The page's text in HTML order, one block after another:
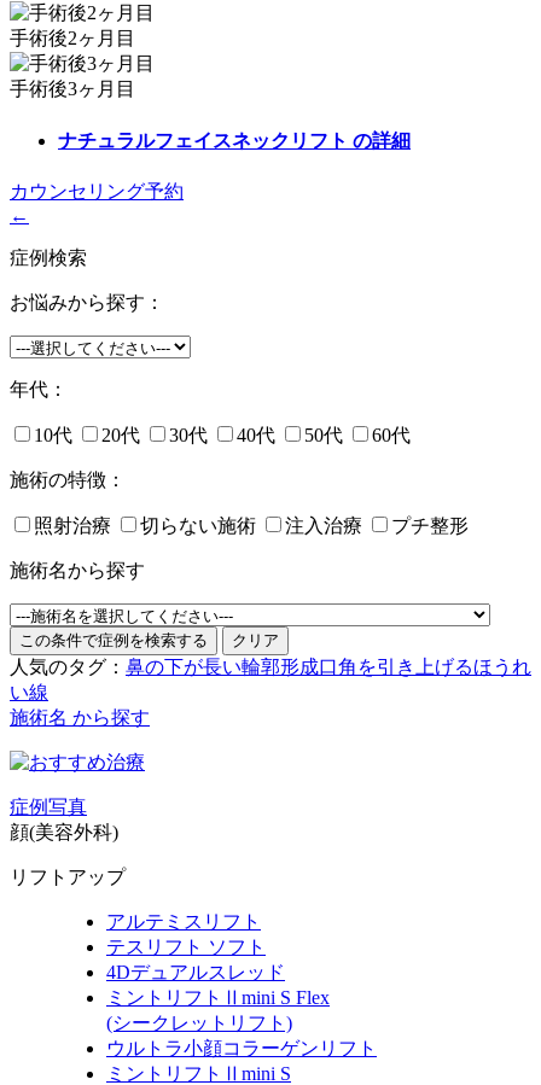
手術後2ヶ月目
手術後3ヶ月目
ナチュラルフェイスネックリフト の詳細
カウンセリング予約
←
症例検索
お悩みから探す：
年代：
10代 20代 30代 40代 50代 60代
施術の特徴：
照射治療 切らない施術 注入治療 プチ整形
施術名から探す
人気のタグ： 鼻の下が長い輪郭形成口角を引き上げるほうれ
い線
施術名 から探す
症例写真
顔(美容外科)
リフトアップ
アルテミスリフト
テスリフト ソフト
4Dデュアルスレッド
ミントリフトⅡmini S Flex
(シークレットリフト)
ウルトラ小顔コラーゲンリフト
ミントリフトⅡmini S